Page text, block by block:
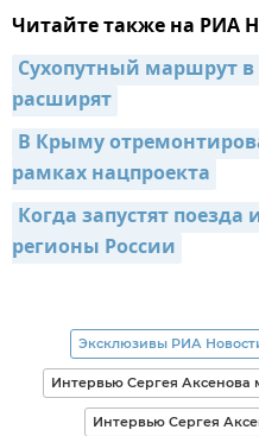
Читайте также на РИА
Сухопутный маршрут
расширят
В Крыму
рамках нацпроекта
Когда запустят
регионы России
Эксклюзивы РИА
Интервью Сергея Аксенова
Интервью Сергея